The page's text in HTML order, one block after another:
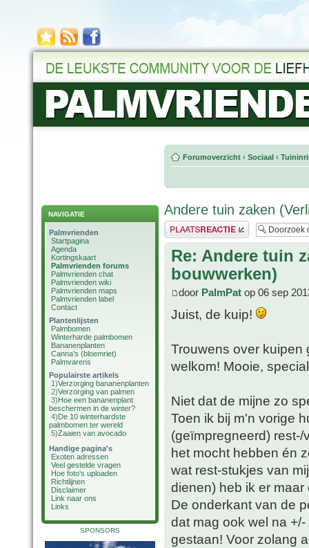
NAVIGATIE
Palmvrienden
Startpagina
Agenda
Kortingskaart
Palmvrienden forums
Palmvrienden chat
Palmvrienden wiki
Palmvrienden maps
Palmvrienden label
Contact
Plantenlijsten
Palmbomen
Winterharde palmbomen
Bananenplanten
Canna's (bloemriet)
Palmvarens
Populairste artikels
1)Verzorging bananenplanten
2)Verzorging van palmen
3)Hoe een bananenplant
beschermen in de winter?
4)De 10 winterhardste
palmbomen ter wereld
5)Zaaien van avocado
Handige pagina's
Exoten adressen
Veel gestelde vragen
Hoe foto's uploaden
Richtlijnen
Disclaimer
Link naar ons
Links
SPONSORS
Forumoverzicht ‹ Sociaal ‹
Andere tuin zaken
Plaats een reactie
Re: Andere tuin
bouwwerken)
door PalmPat op 06 sep
Juist, de kuip!
Trouwens over kuipen
welkom! Mooie,
Niet dat de mijne zo
Toen ik bij m'n vorige
(geïmpregneerd)
het mocht hebben én
wat rest-stukjes van
dienen) heb ik er
De onderkant van de
dat mag ook wel na
gestaan! Voor zolang